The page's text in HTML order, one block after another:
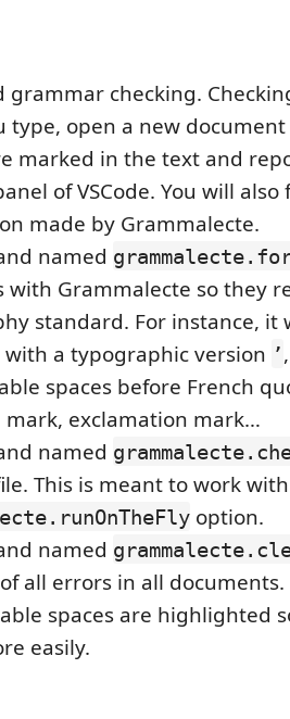
grammar checking.
type, open a new document
marked in the text and
of VSCode. You will
made by Grammalecte.
named
with Grammalecte so they
standard. For instance, it
with a typographic version ’
spaces before French
mark, exclamation mark…
named
This is meant to work
option.
named
all errors in all documents.
spaces are highlighted
easily.